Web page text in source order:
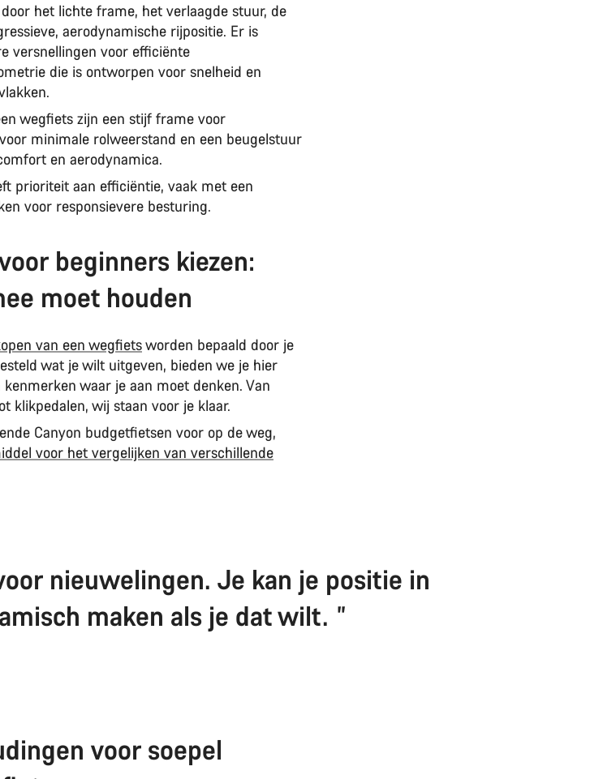
het lichte frame, het verlaagde stuur, de
aerodynamische rijpositie. Er is
versnellingen voor efficiënte
die is ontworpen voor snelheid en
wegfiets zijn een stijf frame voor
minimale rolweerstand en een beugelstuur
en aerodynamica.
prioriteit aan efficiëntie, vaak met een
voor responsievere besturing.
beginners kiezen:
moet houden
van een wegfietsworden bepaald door je
wat je wilt uitgeven, bieden we je hier
waar je aan moet denken. Van
klikpedalen, wij staan voor je klaar.
Canyon budgetfietsen voor op de weg,
voor het vergelijken van verschillende
nieuwelingen. Je kan je positie in
maken als je dat wilt.
voor soepel